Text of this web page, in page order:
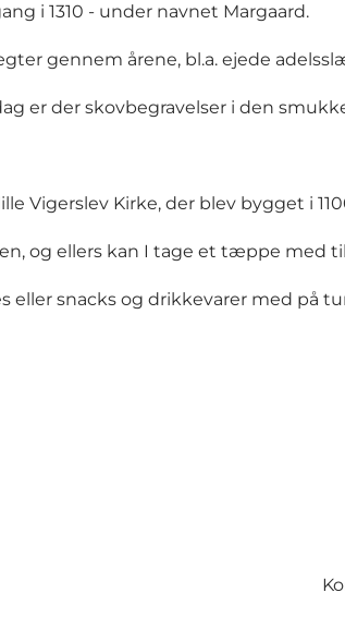
i 1310 - under navnet Margaard.
gennem årene, bl.a. ejede
er der skovbegravelser i den
Vigerslev Kirke, der blev bygget i
og ellers kan I tage et tæppe med
eller snacks og drikkevarer med på